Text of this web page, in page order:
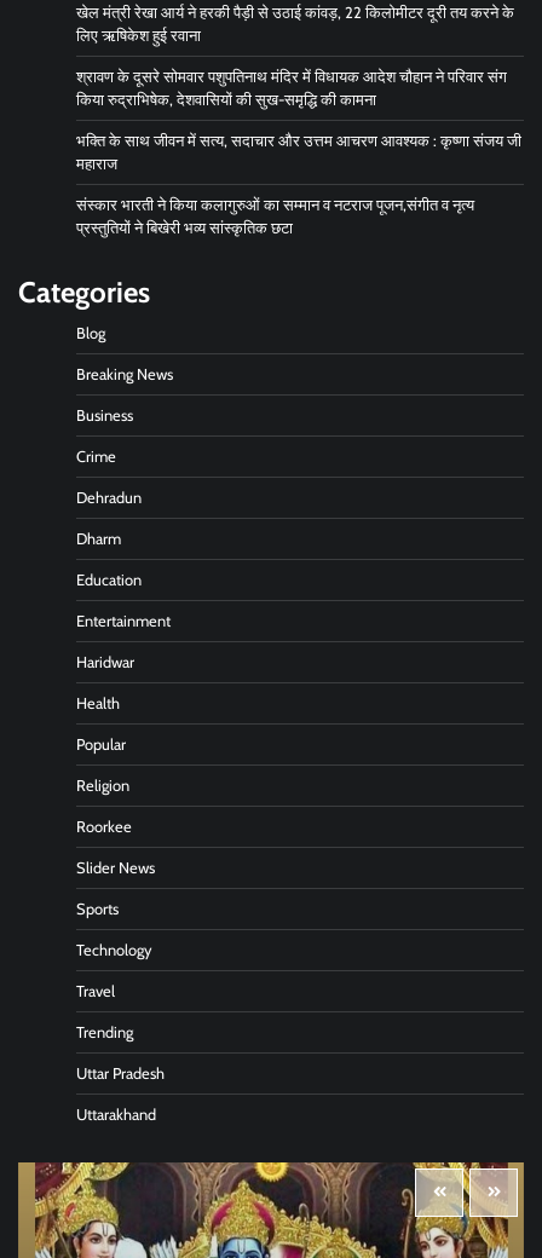
खेल मंत्री रेखा आर्य ने हरकी पैड़ी से उठाई कांवड़, 22 किलोमीटर दूरी तय करने के
लिए ऋषिकेश हुई रवाना
श्रावण के दूसरे सोमवार पशुपतिनाथ मंदिर में विधायक आदेश चौहान ने परिवार संग
किया रुद्राभिषेक, देशवासियों की सुख-समृद्धि की कामना
भक्ति के साथ जीवन में सत्य, सदाचार और उत्तम आचरण आवश्यक : कृष्णा संजय जी
महाराज
संस्कार भारती ने किया कलागुरुओं का सम्मान व नटराज पूजन,संगीत व नृत्य
प्रस्तुतियों‌ ने बिखेरी भव्य सांस्कृतिक छटा
Categories
Blog
Breaking News
Business
Crime
Dehradun
Dharm
Education
Entertainment
Haridwar
Health
Popular
Religion
Roorkee
Slider News
Sports
Technology
Travel
Trending
Uttar Pradesh
Uttarakhand